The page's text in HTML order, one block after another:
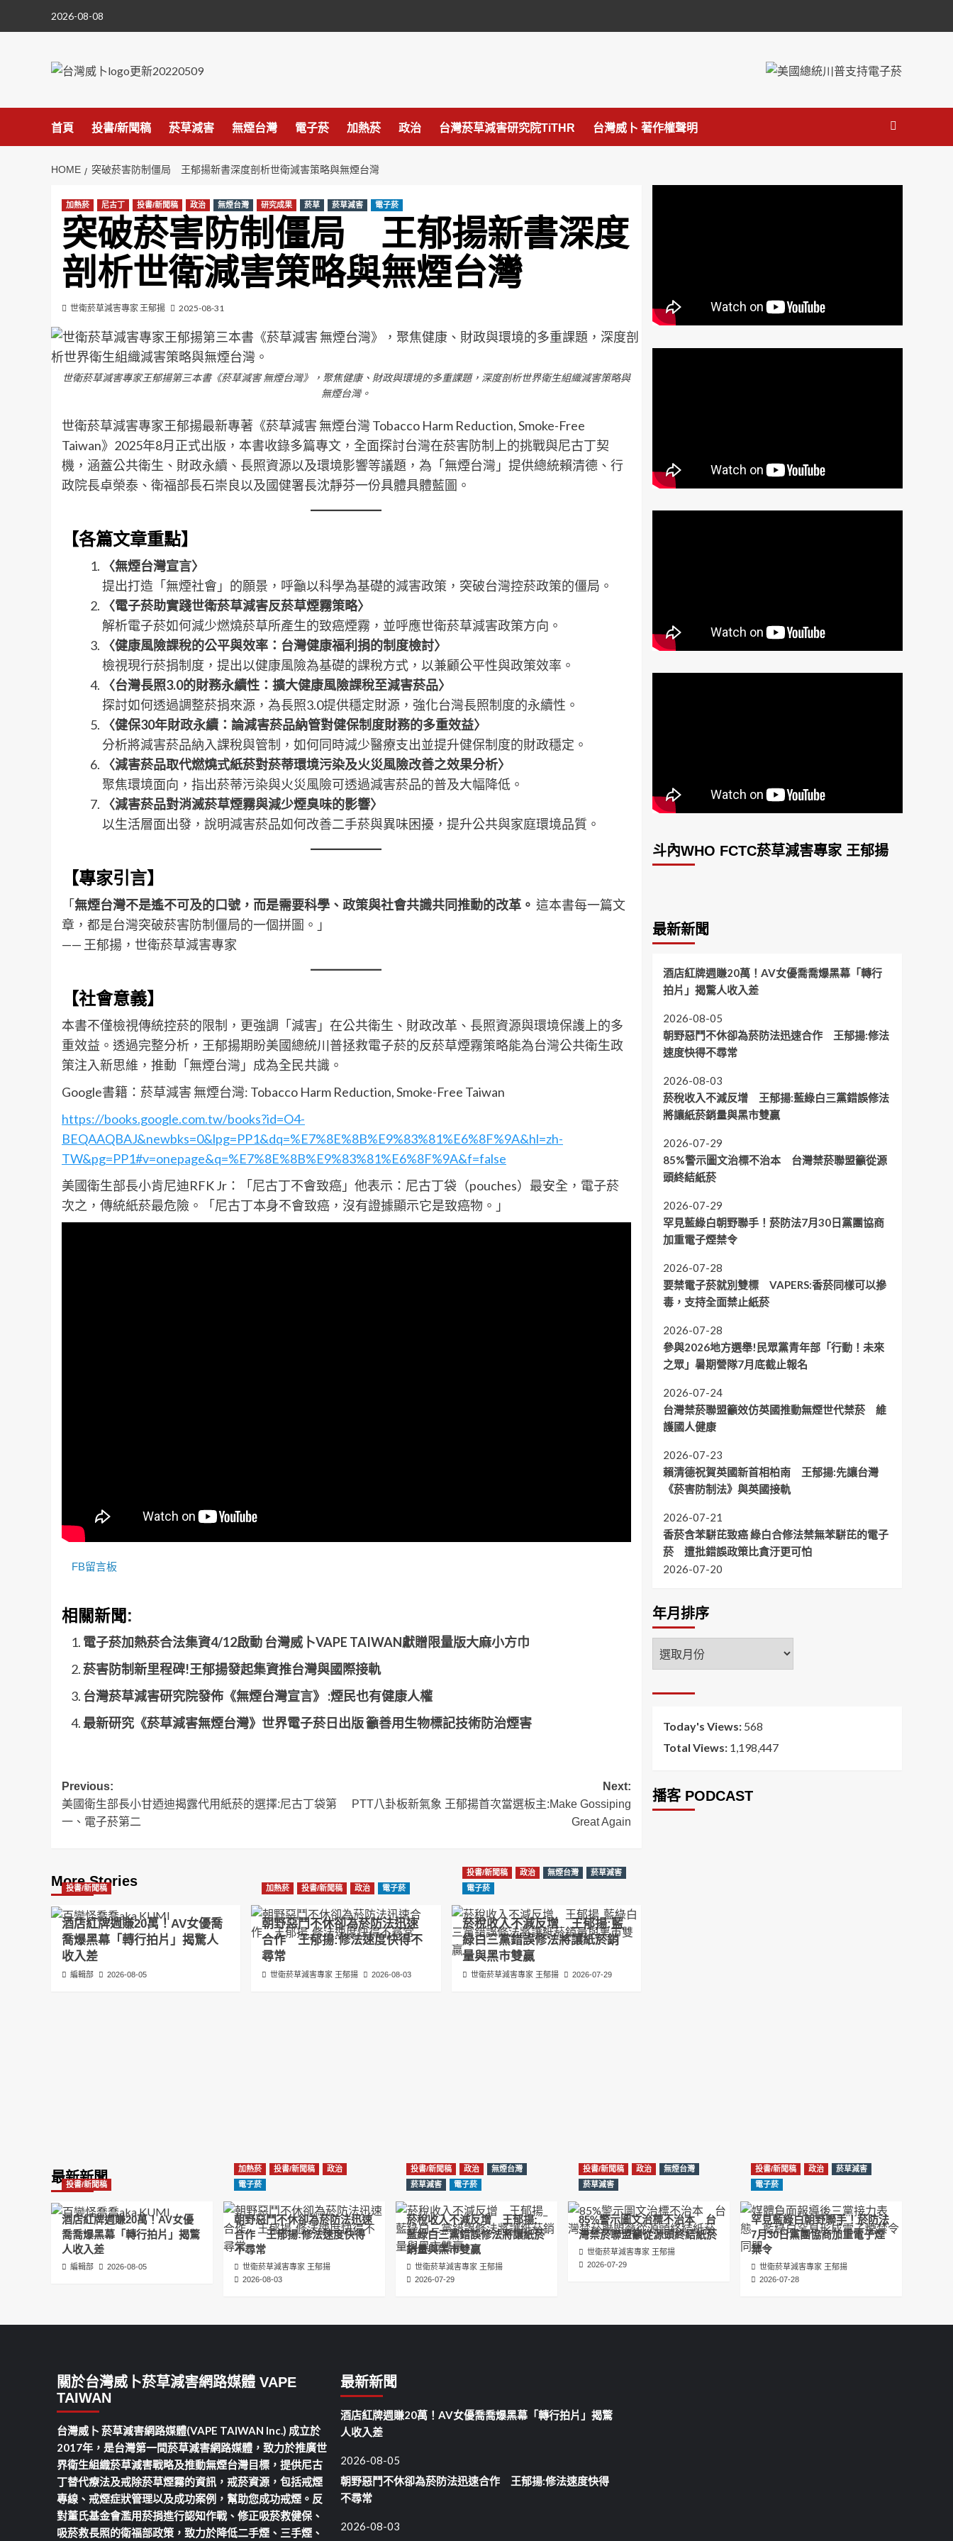
2026-08-08
首頁 投書/新聞稿 菸草減害 無煙台灣 電子菸 加熱菸 政治 台灣菸草減害研究院TiTHR 台灣威卜 著作權聲明
HOME 突破菸害防制僵局 王郁揚新書深度剖析世衛減害策略與無煙台灣
加熱菸 尼古丁 投書/新聞稿 政治 無煙台灣 研究成果 菸草 菸草減害 電子菸
突破菸害防制僵局 王郁揚新書深度
剖析世衛減害策略與無煙台灣
世衛菸草減害專家 王郁揚 2025-08-31
世衛菸草減害專家王郁揚第三本書《菸草減害 無煙台灣》，聚焦健康、財政與環境的多重課題，深度剖析世界衛生組織減害策略與
無煙台灣。
世衛菸草減害專家王郁揚最新專著《菸草減害 無煙台灣 Tobacco Harm Reduction, Smoke-Free
Taiwan》2025年8月正式出版，本書收錄多篇專文，全面探討台灣在菸害防制上的挑戰與尼古丁契
機，涵蓋公共衛生、財政永續、長照資源以及環境影響等議題，為「無煙台灣」提供總統賴清德、行
政院長卓榮泰、衛福部長石崇良以及國健署長沈靜芬一份具體具體藍圖。
【各篇文章重點】
〈無煙台灣宣言〉
提出打造「無煙社會」的願景，呼籲以科學為基礎的減害政策，突破台灣控菸政策的僵局。
〈電子菸助實踐世衛菸草減害反菸草煙霧策略〉
解析電子菸如何減少燃燒菸草所產生的致癌煙霧，並呼應世衛菸草減害政策方向。
〈健康風險課稅的公平與效率：台灣健康福利捐的制度檢討〉
檢視現行菸捐制度，提出以健康風險為基礎的課稅方式，以兼顧公平性與政策效率。
〈台灣長照3.0的財務永續性：擴大健康風險課稅至減害菸品〉
探討如何透過調整菸捐來源，為長照3.0提供穩定財源，強化台灣長照制度的永續性。
〈健保30年財政永續：論減害菸品納管對健保制度財務的多重效益〉
分析將減害菸品納入課稅與管制，如何同時減少醫療支出並提升健保制度的財政穩定。
〈減害菸品取代燃燒式紙菸對菸蒂環境污染及火災風險改善之效果分析〉
聚焦環境面向，指出菸蒂污染與火災風險可透過減害菸品的普及大幅降低。
〈減害菸品對消滅菸草煙霧與減少煙臭味的影響〉
以生活層面出發，說明減害菸品如何改善二手菸與異味困擾，提升公共與家庭環境品質。
【專家引言】
「無煙台灣不是遙不可及的口號，而是需要科學、政策與社會共識共同推動的改革。 這本書每一篇文
章，都是台灣突破菸害防制僵局的一個拼圖。」
—— 王郁揚，世衛菸草減害專家
【社會意義】
本書不僅檢視傳統控菸的限制，更強調「減害」在公共衛生、財政改革、長照資源與環境保護上的多
重效益。透過完整分析，王郁揚期盼美國總統川普拯救電子菸的反菸草煙霧策略能為台灣公共衛生政
策注入新思維，推動「無煙台灣」成為全民共識。
Google書籍：菸草減害 無煙台灣: Tobacco Harm Reduction, Smoke-Free Taiwan
https://books.google.com.tw/books?id=O4-
BEQAAQBAJ&newbks=0&lpg=PP1&dq=%E7%8E%8B%E9%83%81%E6%8F%9A&hl=zh-
TW&pg=PP1#v=onepage&q=%E7%8E%8B%E9%83%81%E6%8F%9A&f=false
美國衛生部長小肯尼迪RFK Jr：「尼古丁不會致癌」他表示：尼古丁袋（pouches）最安全，電子菸
次之，傳統紙菸最危險。「尼古丁本身不會致癌，沒有證據顯示它是致癌物。」
FB留言板
相關新聞:
電子菸加熱菸合法集資4/12啟動 台灣威卜VAPE TAIWAN獻贈限量版大麻小方巾
菸害防制新里程碑!王郁揚發起集資推台灣與國際接軌
台灣菸草減害研究院發佈《無煙台灣宣言》 :煙民也有健康人權
最新研究《菸草減害無煙台灣》世界電子菸日出版 籲善用生物標記技術防治煙害
Post
navigation
Previous:
美國衛生部長小甘迺迪揭露代用紙菸的選擇:尼古丁袋第
一、電子菸第二
Next:
PTT八卦板新氣象 王郁揚首次當選板主:Make Gossiping
Great Again
More Stories
投書/新聞稿
酒店紅牌週賺20萬！AV女優喬
喬爆黑幕「轉行拍片」揭驚人
收入差
編輯部 2026-08-05
加熱菸 投書/新聞稿 政治 電子菸
朝野惡鬥不休卻為菸防法迅速
合作 王郁揚:修法速度快得不
尋常
世衛菸草減害專家 王郁揚 2026-08-03
投書/新聞稿 政治 無煙台灣
菸草減害
電子菸
菸稅收入不減反增 王郁揚:藍
綠白三黨錯誤修法將讓紙菸銷
量與黑市雙贏
世衛菸草減害專家 王郁揚 2026-07-29
斗內WHO FCTC菸草減害專家 王郁揚
最新新聞
酒店紅牌週賺20萬！AV女優喬喬爆黑幕「轉行
拍片」揭驚人收入差
2026-08-05
朝野惡鬥不休卻為菸防法迅速合作 王郁揚:修法
速度快得不尋常
2026-08-03
菸稅收入不減反增 王郁揚:藍綠白三黨錯誤修法
將讓紙菸銷量與黑市雙贏
2026-07-29
85%警示圖文治標不治本 台灣禁菸聯盟籲從源
頭終結紙菸
2026-07-29
罕見藍綠白朝野聯手！菸防法7月30日黨團協商
加重電子煙禁令
2026-07-28
要禁電子菸就別雙標 VAPERS:香菸同樣可以摻
毒，支持全面禁止紙菸
2026-07-28
參與2026地方選舉!民眾黨青年部「行動！未來
之眾」暑期營隊7月底截止報名
2026-07-24
台灣禁菸聯盟籲效仿英國推動無煙世代禁菸 維
護國人健康
2026-07-23
賴清德祝賀英國新首相柏南 王郁揚:先讓台灣
《菸害防制法》與英國接軌
2026-07-21
香菸含苯駢芘致癌 綠白合修法禁無苯駢芘的電子
菸 遭批錯誤政策比貪汙更可怕
2026-07-20
年月排序
年
月
序
Today's Views: 568
Total Views: 1,198,447
播客 PODCAST
دليل مناصرة السجائر الإلكترونية: التاريخ الخفي
الاجتماعية #Fahad Al-Jalajel #فهد بن
عبدالرحمن الجلاجل #Sania Nishtar #ثانیہ نشتر;
2025-05-17
邊緣化科學：WHO對菸草減害策略的背離 ft.世
Information
最新新聞
投書/新聞稿
酒店紅牌週賺20萬！AV女優
喬喬爆黑幕「轉行拍片」揭驚
人收入差
編輯部 2026-08-05
加熱菸 投書/新聞稿
政治
電子菸
朝野惡鬥不休卻為菸防法迅速
合作 王郁揚:修法速度快得
不尋常
世衛菸草減害專家 王郁揚
2026-08-03
投書/新聞稿 政治
無煙台灣
菸草減害
電子菸
菸稅收入不減反增 王郁揚:
藍綠白三黨錯誤修法將讓紙菸
銷量與黑市雙贏
世衛菸草減害專家 王郁揚
2026-07-29
投書/新聞稿 政治
無煙台灣
菸草減害
85%警示圖文治標不治本 台
灣禁菸聯盟籲從源頭終結紙菸
世衛菸草減害專家 王郁揚
2026-07-29
投書/新聞稿 政治
菸草減害
電子菸
罕見藍綠白朝野聯手！菸防法
7月30日黨團協商加重電子煙
禁令
世衛菸草減害專家 王郁揚
2026-07-28
關於台灣威卜菸草減害網路媒體 VAPE
TAIWAN
台灣威卜 菸草減害網路媒體(VAPE TAIWAN Inc.) 成立於
2017年，是台灣第一間菸草減害網路媒體，致力於推廣世
界衛生組織菸草減害戰略及推動無煙台灣目標，提供尼古
丁替代療法及戒除菸草煙霧的資訊，戒菸資源，包括戒煙
專線、戒煙症狀管理以及成功案例，幫助您成功戒煙。反
對董氏基金會濫用菸捐進行認知作戰、修正吸菸救健保、
吸菸救長照的衛福部政策，致力於降低二手煙、三手煙、
最新新聞
酒店紅牌週賺20萬！AV女優喬喬爆黑幕「轉行拍片」揭驚
人收入差
2026-08-05
朝野惡鬥不休卻為菸防法迅速合作 王郁揚:修法速度快得
不尋常
2026-08-03